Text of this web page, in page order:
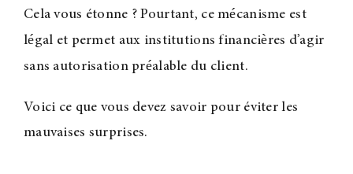
Cela vous étonne ? Pourtant, ce mécanisme est
légal et permet aux institutions financières d’agir
sans autorisation préalable du client.
Voici ce que vous devez savoir pour éviter les
mauvaises surprises.